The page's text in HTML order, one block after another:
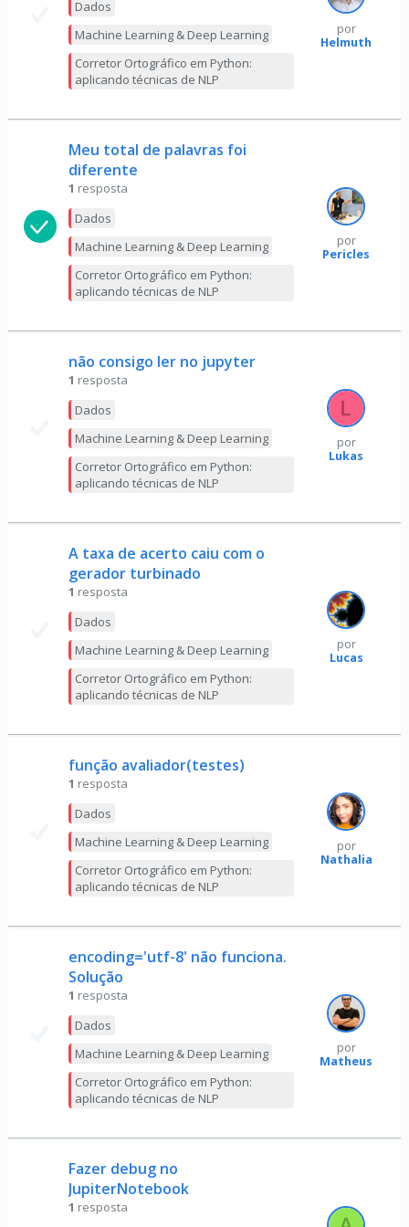
Dados
Machine Learning & Deep Learning
Corretor Ortográfico em Python:
aplicando técnicas de NLP
por
Helmuth
Meu total de palavras foi
diferente
1 resposta
Dados
Machine Learning & Deep Learning
Corretor Ortográfico em Python:
aplicando técnicas de NLP
por
Pericles
não consigo ler no jupyter
1 resposta
Dados
Machine Learning & Deep Learning
Corretor Ortográfico em Python:
aplicando técnicas de NLP
por
Lukas
A taxa de acerto caiu com o
gerador turbinado
1 resposta
Dados
Machine Learning & Deep Learning
Corretor Ortográfico em Python:
aplicando técnicas de NLP
por
Lucas
função avaliador(testes)
1 resposta
Dados
Machine Learning & Deep Learning
Corretor Ortográfico em Python:
aplicando técnicas de NLP
por
Nathalia
encoding='utf-8' não funciona.
Solução
1 resposta
Dados
Machine Learning & Deep Learning
Corretor Ortográfico em Python:
aplicando técnicas de NLP
por
Matheus
Fazer debug no
JupiterNotebook
1 resposta